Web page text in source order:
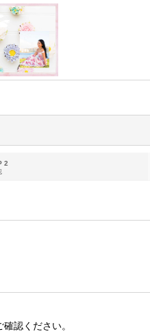
2
認ください。